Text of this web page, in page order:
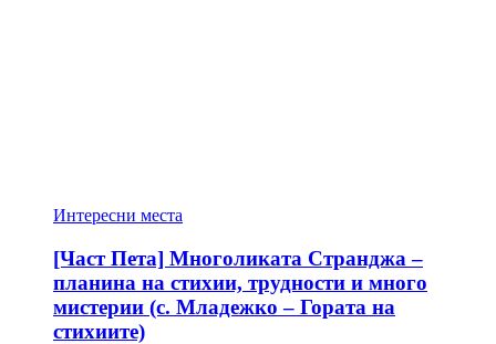
Интересни места
[Част Пета] Многоликата Странджа –
планина на стихии, трудности и много
мистерии (с. Младежко – Гората на
стихиите)